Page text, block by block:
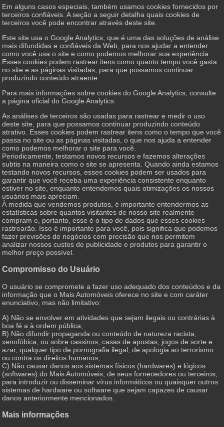
Em alguns casos especiais, também usamos cookies fornecidos por
terceiros confiáveis. A seção a seguir detalha quais cookies de
terceiros você pode encontrar através deste site.
Este site usa o Google Analytics, que é uma das soluções de análise
mais difundidas e confiáveis ​​da Web, para nos ajudar a entender
como você usa o site e como podemos melhorar sua experiência.
Esses cookies podem rastrear itens como quanto tempo você gasta
no site e as páginas visitadas, para que possamos continuar
produzindo conteúdo atraente.
Para mais informações sobre cookies do Google Analytics, consulte
a página oficial do Google Analytics.
As análises de terceiros são usadas para rastrear e medir o uso
deste site, para que possamos continuar produzindo conteúdo
atrativo. Esses cookies podem rastrear itens como o tempo que você
passa no site ou as páginas visitadas, o que nos ajuda a entender
como podemos melhorar o site para você.
Periodicamente, testamos novos recursos e fazemos alterações
subtis na maneira como o site se apresenta. Quando ainda estamos
testando novos recursos, esses cookies podem ser usados ​​para
garantir que você receba uma experiência consistente enquanto
estiver no site, enquanto entendemos quais otimizações os nossos
usuários mais apreciam.
À medida que vendemos produtos, é importante entendermos as
estatísticas sobre quantos visitantes de nosso site realmente
compram e, portanto, esse é o tipo de dados que esses cookies
rastrearão. Isso é importante para você, pois significa que podemos
fazer previsões de negócios com precisão que nos permitem
analizar nossos custos de publicidade e produtos para garantir o
melhor preço possível.
Compromisso do Usuário
O usuário se compromete a fazer uso adequado dos conteúdos e da
informação que o Mais Automóveis oferece no site e com caráter
enunciativo, mas não limitativo:
A) Não se envolver em atividades que sejam ilegais ou contrárias à
boa fé a à ordem pública;
B) Não difundir propaganda ou conteúdo de natureza racista,
xenofóbica, ou sobre cassinos, casas de apostas, jogos de sorte e
azar, qualquer tipo de pornografia ilegal, de apologia ao terrorismo
ou contra os direitos humanos;
C) Não causar danos aos sistemas físicos (hardwares) e lógicos
(softwares) do Mais Automóveis, de seus fornecedores ou terceiros,
para introduzir ou disseminar vírus informáticos ou quaisquer outros
sistemas de hardware ou software que sejam capazes de causar
danos anteriormente mencionados.
Mais informações